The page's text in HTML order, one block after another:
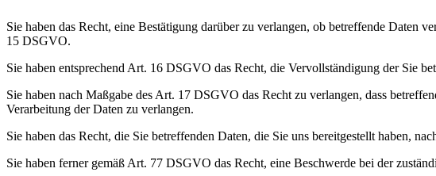
Sie haben das Recht, eine Bestätigung darüber zu verlangen, ob betreffende Daten
15 DSGVO.
Sie haben entsprechend Art. 16 DSGVO das Recht, die Vervollständigung der Sie
Sie haben nach Maßgabe des Art. 17 DSGVO das Recht zu verlangen, dass
Verarbeitung der Daten zu verlangen.
Sie haben das Recht, die Sie betreffenden Daten, die Sie uns bereitgestellt haben,
Sie haben ferner gemäß Art. 77 DSGVO das Recht, eine Beschwerde bei der